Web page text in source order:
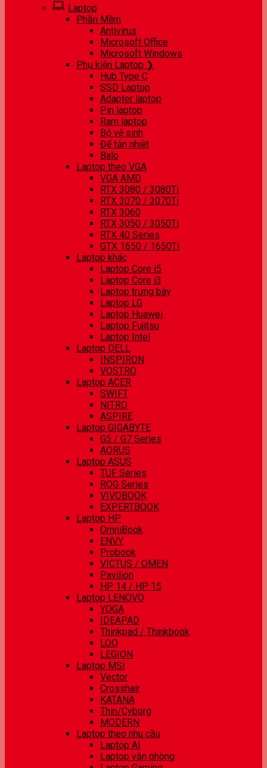
Laptop
Phần Mềm
Antivirus
Microsoft Office
Microsoft Windows
Phụ kiện Laptop ❯
Hub Type C
SSD Laptop
Adapter laptop
Pin laptop
Ram laptop
Bộ vệ sinh
Đế tản nhiệt
Balo
Laptop theo VGA
VGA AMD
RTX 3080 / 3080Ti
RTX 3070 / 3070Ti
RTX 3060
RTX 3050 / 3050Ti
RTX 40 Series
GTX 1650 / 1650Ti
Laptop khác
Laptop Core i5
Laptop Core i3
Laptop trưng bày
Laptop LG
Laptop Huawei
Laptop Fujitsu
Laptop Intel
Laptop DELL
INSPIRON
VOSTRO
Laptop ACER
SWIFT
NITRO
ASPIRE
Laptop GIGABYTE
G5 / G7 Series
AORUS
Laptop ASUS
TUF Series
ROG Series
VIVOBOOK
EXPERTBOOK
Laptop HP
OmniBook
ENVY
Probook
VICTUS / OMEN
Pavilion
HP 14 / HP 15
Laptop LENOVO
YOGA
IDEAPAD
Thinkpad / Thinkbook
LOQ
LEGION
Laptop MSI
Vector
Crosshair
KATANA
Thin/Cyborg
MODERN
Laptop theo nhu cầu
Laptop AI
Laptop văn phòng